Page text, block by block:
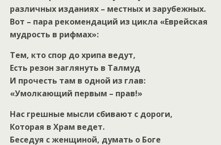
различных изданиях – местных и зарубежных.
Вот – пара рекомендаций из цикла «Еврейская
мудрость в рифмах»:
Тем, кто спор до хрипа ведут,
Есть резон заглянуть в Талмуд
И прочесть там в одной из глав:
«Умолкающий первым – прав!»
Нас грешные мысли сбивают с дороги,
Которая в Храм ведет.
Беседуя с женщиной, думать о Боге